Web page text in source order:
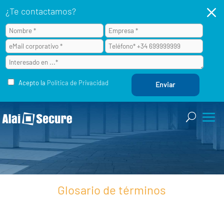
¿Te contactamos?
Acepto la Política de Privacidad
M
Glosario de términos